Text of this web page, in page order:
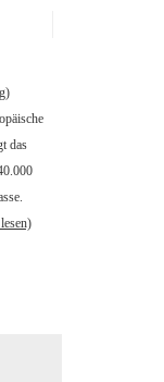
das